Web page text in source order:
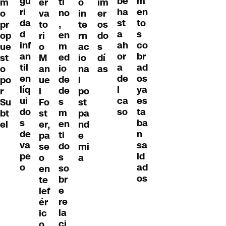
o
pr
op
ue
st
o
po
r
Su
bt
el
ri
da
d
inf
an
til
en
líq
ui
do
s
de
va
pe
o
va
to
ri
o
M
an
ue
l
Fo
st
er,
pa
se
o
en
te
lef
ér
ic
no
,
en
m
ed
io
de
de
s
m
en
ti
do
s
so
br
e
re
la
in
te
rn
ac
io
na
l
po
st
pa
nd
e
mi
a
er
os
do
s
dí
as
ha
st
a
ah
or
a
de
l
ca
so
en
to
s
co
br
ad
os
ya
es
ta
ba
n
sa
ld
ad
os